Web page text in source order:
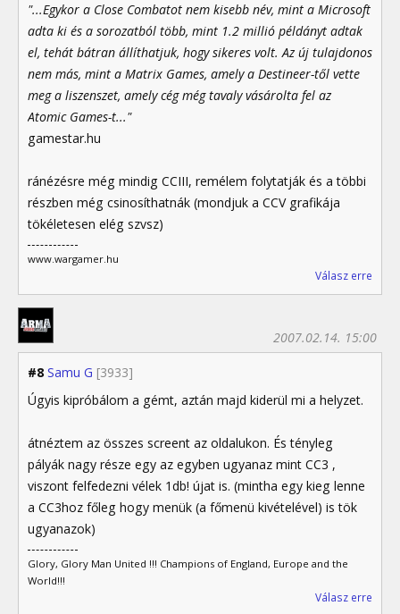
"...Egykor a Close Combatot nem kisebb név, mint a Microsoft
adta ki és a sorozatból több, mint 1.2 millió példányt adtak
el, tehát bátran állíthatjuk, hogy sikeres volt. Az új tulajdonos
nem más, mint a Matrix Games, amely a Destineer-től vette
meg a liszenszet, amely cég még tavaly vásárolta fel az
Atomic Games-t..."
gamestar.hu
ránézésre még mindig CCIII, remélem folytatják és a többi
részben még csinosíthatnák (mondjuk a CCV grafikája
tökéletesen elég szvsz)
www.wargamer.hu
Válasz erre
#8 Samu G [3933]
2007.02.14. 15:00
Úgyis kipróbálom a gémt, aztán majd kiderül mi a helyzet.
átnéztem az összes screent az oldalukon. És tényleg
pályák nagy része egy az egyben ugyanaz mint CC3 ,
viszont felfedezni vélek 1db! újat is. (mintha egy kieg lenne
a CC3hoz főleg hogy menük (a főmenü kivételével) is tök
ugyanazok)
Glory, Glory Man United !!! Champions of England, Europe and the
World!!!
Válasz erre